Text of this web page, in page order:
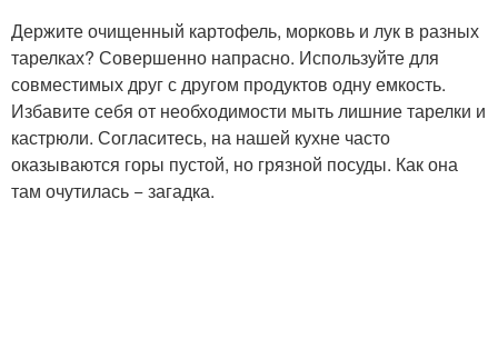
Держите очищенный картофель, морковь и лук в разных
тарелках? Совершенно напрасно. Используйте для
совместимых друг с другом продуктов одну емкость.
Избавите себя от необходимости мыть лишние тарелки и
кастрюли. Согласитесь, на нашей кухне часто
оказываются горы пустой, но грязной посуды. Как она
там очутилась − загадка.